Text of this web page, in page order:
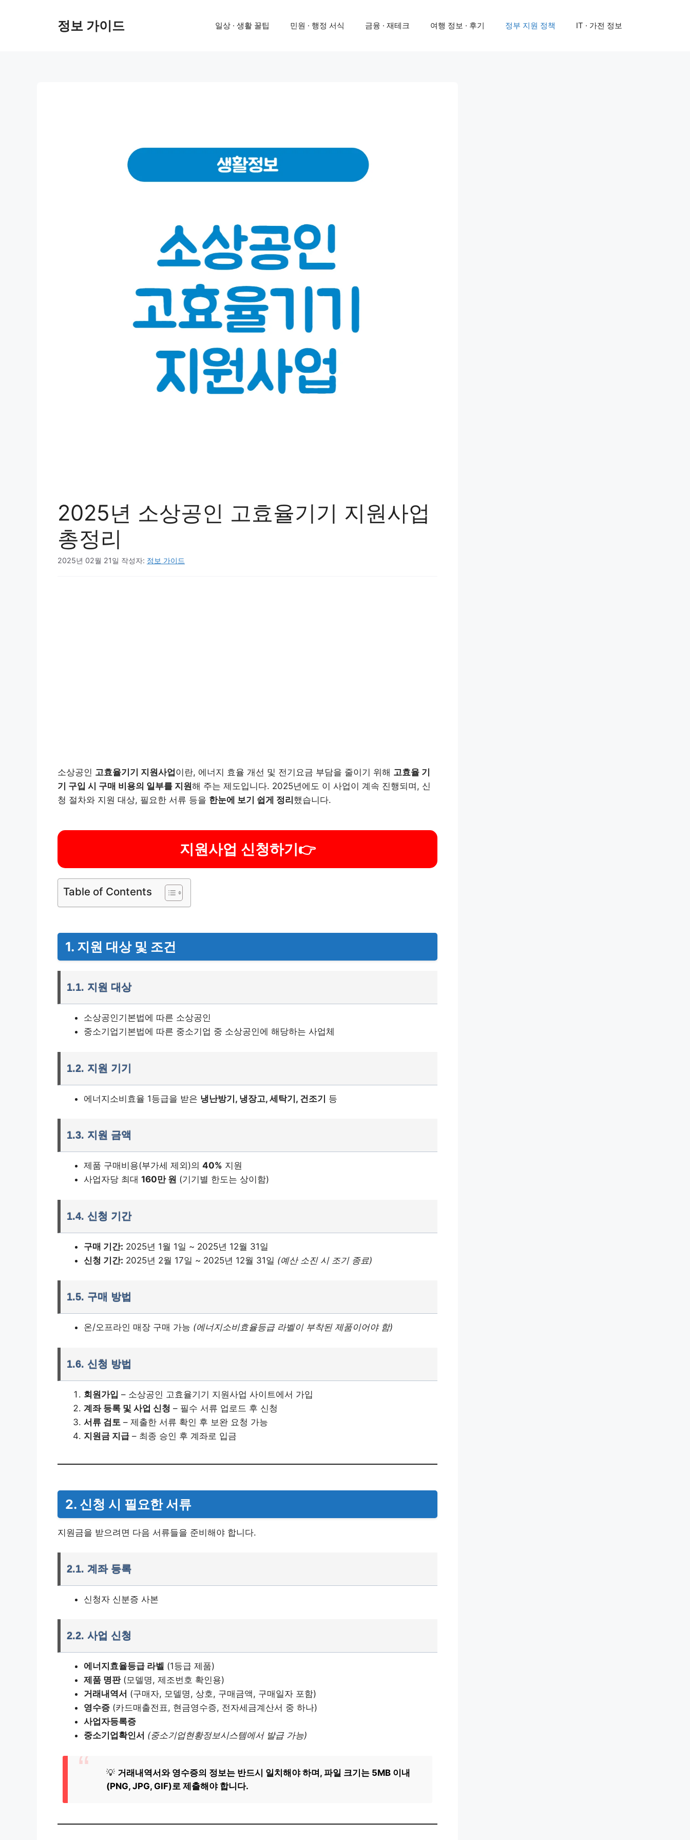
정보 가이드 일상 · 생활 꿀팁 민원 · 행정 서식 금융 · 재테크 여행 정보 · 후기 정부 지원 정책 IT · 가전 정보
2025년 소상공인 고효율기기 지원사업
총정리
2025년 02월 21일 작성자: 정보 가이드
소상공인 고효율기기 지원사업 이란, 에너지 효율 개선 및 전기요금 부담을 줄이기 위해 고효율 기
기 구입 시 구매 비용의 일부를 지원해 주는 제도입니다. 2025년에도 이 사업이 계속 진행되며, 신
청 절차와 지원 대상, 필요한 서류 등을 한눈에 보기 쉽게 정리 했습니다.
지원사업 신청하기👉
Table of Contents
1. 지원 대상 및 조건
1.1. 지원 대상
소상공인기본법에 따른 소상공인
중소기업기본법에 따른 중소기업 중 소상공인에 해당하는 사업체
1.2. 지원 기기
에너지소비효율 1등급을 받은 냉난방기, 냉장고, 세탁기, 건조기 등
1.3. 지원 금액
제품 구매비용(부가세 제외)의 40% 지원
사업자당 최대 160만 원 (기기별 한도는 상이함)
1.4. 신청 기간
구매 기간: 2025년 1월 1일 ~ 2025년 12월 31일
신청 기간: 2025년 2월 17일 ~ 2025년 12월 31일 (예산 소진 시 조기 종료)
1.5. 구매 방법
온/오프라인 매장 구매 가능 (에너지소비효율등급 라벨이 부착된 제품이어야 함)
1.6. 신청 방법
회원가입 – 소상공인 고효율기기 지원사업 사이트에서 가입
계좌 등록 및 사업 신청 – 필수 서류 업로드 후 신청
서류 검토 – 제출한 서류 확인 후 보완 요청 가능
지원금 지급 – 최종 승인 후 계좌로 입금
2. 신청 시 필요한 서류
지원금을 받으려면 다음 서류들을 준비해야 합니다.
2.1. 계좌 등록
신청자 신분증 사본
2.2. 사업 신청
에너지효율등급 라벨 (1등급 제품)
제품 명판(모델명, 제조번호 확인용)
거래내역서 (구매자, 모델명, 상호, 구매금액, 구매일자 포함)
영수증 (카드매출전표, 현금영수증, 전자세금계산서 중 하나)
사업자등록증
중소기업확인서 (중소기업현황정보시스템에서 발급 가능)
💡 거래내역서와 영수증의 정보는 반드시 일치해야 하며, 파일 크기는 5MB 이내
(PNG, JPG, GIF)로 제출해야 합니다.